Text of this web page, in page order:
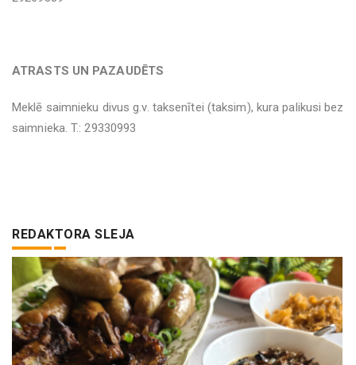
ATRASTS UN PAZAUDĒTS
Meklē saimnieku divus g.v. taksenītei (taksim), kura palikusi bez
saimnieka. T.: 29330993
REDAKTORA SLEJA